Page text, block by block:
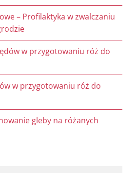
– Profilaktyka w zwalczaniu
w przygotowaniu róż do
w przygotowaniu róż do
gleby na różanych